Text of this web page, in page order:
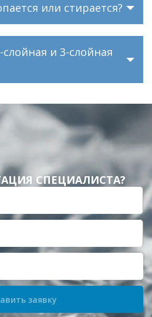
или стирается?
и 3-слойная
СПЕЦИАЛИСТА?
заявку